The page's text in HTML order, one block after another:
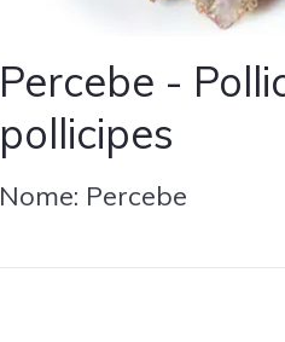
Percebe -
pollicipes
Nome: Percebe